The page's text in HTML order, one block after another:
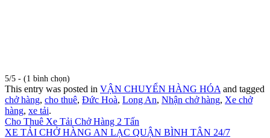
5/5 - (1 bình chọn)
This entry was posted in VẬN CHUYỂN HÀNG HÓA and tagged
chở hàng, cho thuê, Đức Hoà, Long An, Nhận chở hàng, Xe chở
hàng, xe tải.
Cho Thuê Xe Tải Chở Hàng 2 Tấn
XE TẢI CHỞ HÀNG AN LẠC QUẬN BÌNH TÂN 24/7